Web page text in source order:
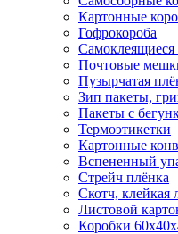
Картонные
Гофрокороба
Почтовые
Пузырчатая
Зип пакеты,
Пакеты с
Термоэтикетки
Картонные
Вспененный
Стрейч плёнка
Скотч, клейкая
Листовой
Коробки